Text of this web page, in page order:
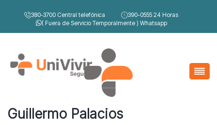
380-3700 Central telefónica 390-0555 24 Horas
( Fuera de Servicio Temporalmente ) Whatsapp
Guillermo Palacios